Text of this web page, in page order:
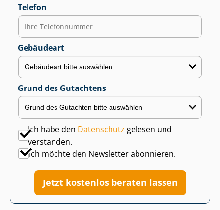
Telefon
Gebäudeart
Grund des Gutachtens
Ich habe den Datenschutz gelesen und
verstanden.
Ich möchte den Newsletter abonnieren.
Jetzt kostenlos beraten lassen